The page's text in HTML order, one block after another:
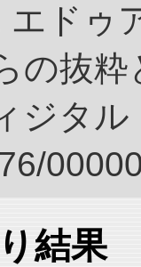
ドゥ
の抜
ジタ
結果